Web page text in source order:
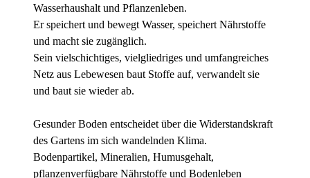
Wasserhaushalt und Pflanzenleben.
Er speichert und bewegt Wasser, speichert Nährstoffe
und macht sie zugänglich.
Sein vielschichtiges, vielgliedriges und umfangreiches
Netz aus Lebewesen baut Stoffe auf, verwandelt sie
und baut sie wieder ab.
Gesunder Boden entscheidet über die Widerstandskraft
des Gartens im sich wandelnden Klima.
Bodenpartikel, Mineralien, Humusgehalt,
pflanzenverfügbare Nährstoffe und Bodenleben